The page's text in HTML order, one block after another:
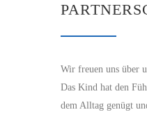
Wir freuen uns über
Das Kind hat den
dem Alltag genügt